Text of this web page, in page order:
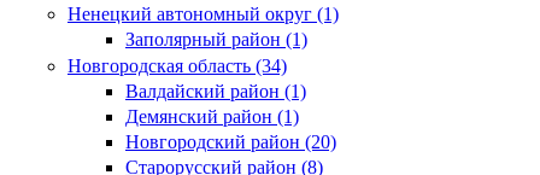
Ненецкий автономный округ (1)
Заполярный район (1)
Новгородская область (34)
Валдайский район (1)
Демянский район (1)
Новгородский район (20)
Старорусский район (8)